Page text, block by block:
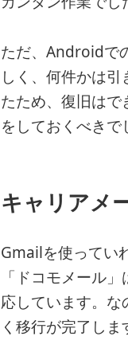
ただ、Androidで
しく、何件かは
たため、復旧は
をしておくべきで
キャリアメ
Gmailを使ってい
「ドコモメール
応しています。な
く移行が完了しま